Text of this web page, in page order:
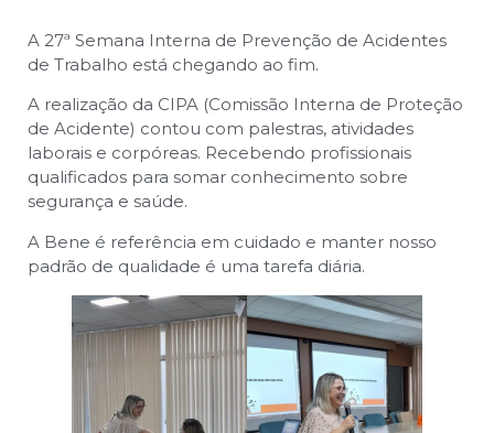
A 27ª Semana Interna de Prevenção de Acidentes
de Trabalho está chegando ao fim.
A realização da CIPA (Comissão Interna de Proteção
de Acidente) contou com palestras, atividades
laborais e corpóreas. Recebendo profissionais
qualificados para somar conhecimento sobre
segurança e saúde.
A Bene é referência em cuidado e manter nosso
padrão de qualidade é uma tarefa diária.